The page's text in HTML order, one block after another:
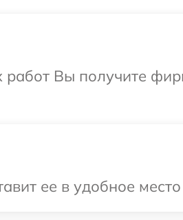
работ Вы получите
ее в удобное